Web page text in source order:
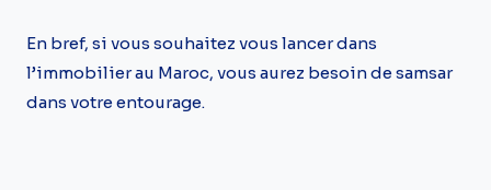
En bref, si vous souhaitez vous lancer dans
l’immobilier au Maroc, vous aurez besoin de samsar
dans votre entourage.